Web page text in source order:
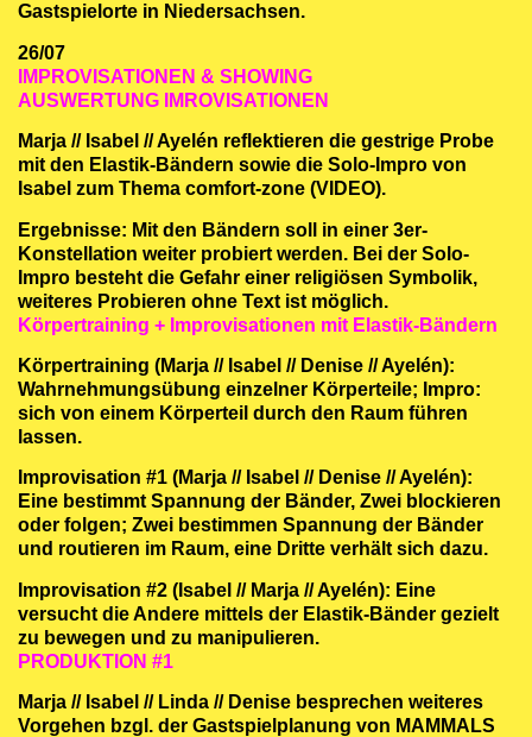
Gastspielorte in Niedersachsen.
26/07
IMPROVISATIONEN & SHOWING
AUSWERTUNG IMROVISATIONEN
Marja // Isabel // Ayelén reflektieren die gestrige Probe
mit den Elastik-Bändern sowie die Solo-Impro von
Isabel zum Thema comfort-zone (VIDEO).
Ergebnisse: Mit den Bändern soll in einer 3er-
Konstellation weiter probiert werden. Bei der Solo-
Impro besteht die Gefahr einer religiösen Symbolik,
weiteres Probieren ohne Text ist möglich.
Körpertraining + Improvisationen mit Elastik-Bändern
Körpertraining (Marja // Isabel // Denise // Ayelén):
Wahrnehmungsübung einzelner Körperteile; Impro:
sich von einem Körperteil durch den Raum führen
lassen.
Improvisation #1 (Marja // Isabel // Denise // Ayelén):
Eine bestimmt Spannung der Bänder, Zwei blockieren
oder folgen; Zwei bestimmen Spannung der Bänder
und routieren im Raum, eine Dritte verhält sich dazu.
Improvisation #2 (Isabel // Marja // Ayelén): Eine
versucht die Andere mittels der Elastik-Bänder gezielt
zu bewegen und zu manipulieren.
PRODUKTION #1
Marja // Isabel // Linda // Denise besprechen weiteres
Vorgehen bzgl. der Gastspielplanung von MAMMALS